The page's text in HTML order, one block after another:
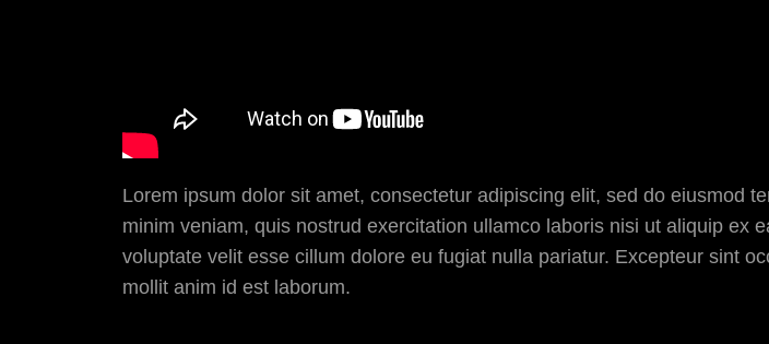
Lorem ipsum dolor sit amet, consectetur adipiscing elit, sed do eiusmod
minim veniam, quis nostrud exercitation ullamco laboris nisi ut aliquip ex
voluptate velit esse cillum dolore eu fugiat nulla pariatur. Excepteur sint
mollit anim id est laborum.